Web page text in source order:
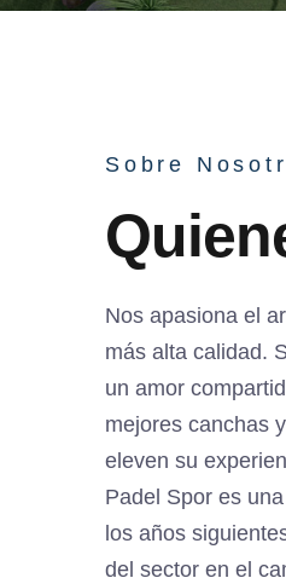
Sobre
Nos apasiona el
más alta calidad.
un amor
mejores canchas
eleven su
Padel Spor es
los años
del sector en el